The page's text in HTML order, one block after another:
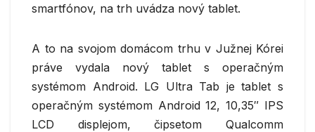
smartfónov, na trh uvádza nový tablet.
A to na svojom domácom trhu v Južnej Kórei
práve vydala nový tablet s operačným
systémom Android. LG Ultra Tab je tablet s
operačným systémom Android 12, 10,35″ IPS
LCD displejom, čipsetom Qualcomm